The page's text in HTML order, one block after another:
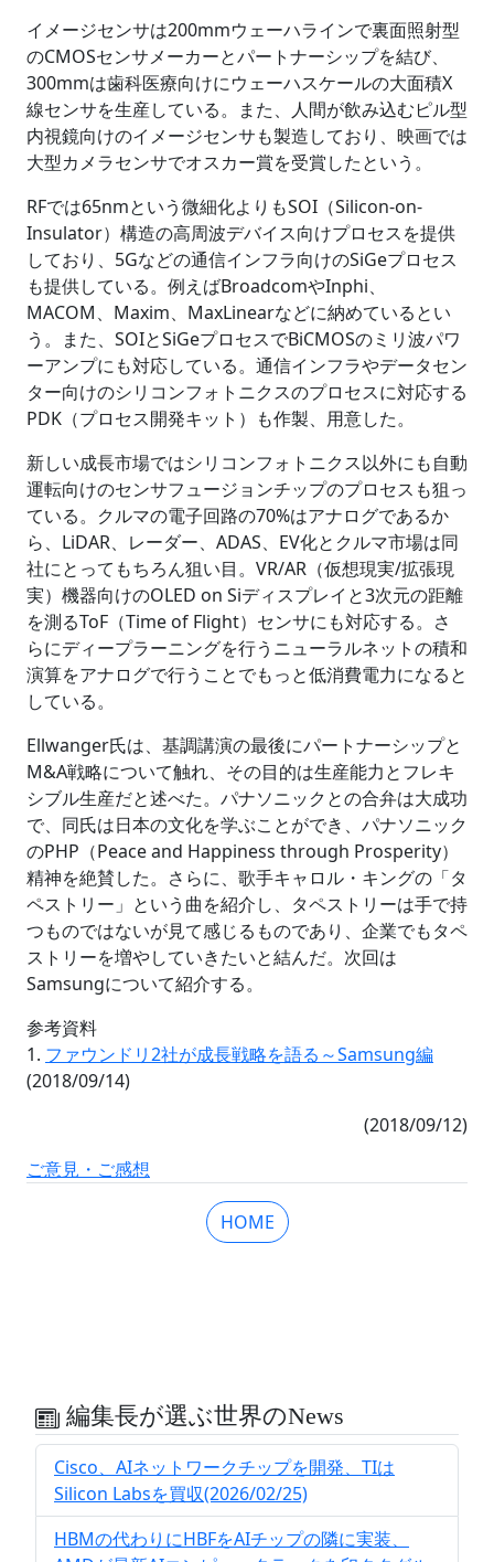
イメージセンサは200mmウェーハラインで裏面照射型
のCMOSセンサメーカーとパートナーシップを結び、
300mmは歯科医療向けにウェーハスケールの大面積X
線センサを生産している。また、人間が飲み込むピル型
内視鏡向けのイメージセンサも製造しており、映画では
大型カメラセンサでオスカー賞を受賞したという。
RFでは65nmという微細化よりもSOI（Silicon-on-
Insulator）構造の高周波デバイス向けプロセスを提供
しており、5Gなどの通信インフラ向けのSiGeプロセス
も提供している。例えばBroadcomやInphi、
MACOM、Maxim、MaxLinearなどに納めているとい
う。また、SOIとSiGeプロセスでBiCMOSのミリ波パワ
ーアンプにも対応している。通信インフラやデータセン
ター向けのシリコンフォトニクスのプロセスに対応する
PDK（プロセス開発キット）も作製、用意した。
新しい成長市場ではシリコンフォトニクス以外にも自動
運転向けのセンサフュージョンチップのプロセスも狙っ
ている。クルマの電子回路の70%はアナログであるか
ら、LiDAR、レーダー、ADAS、EV化とクルマ市場は同
社にとってもちろん狙い目。VR/AR（仮想現実/拡張現
実）機器向けのOLED on Siディスプレイと3次元の距離
を測るToF（Time of Flight）センサにも対応する。さ
らにディープラーニングを行うニューラルネットの積和
演算をアナログで行うことでもっと低消費電力になると
している。
Ellwanger氏は、基調講演の最後にパートナーシップと
M&A戦略について触れ、その目的は生産能力とフレキ
シブル生産だと述べた。パナソニックとの合弁は大成功
で、同氏は日本の文化を学ぶことができ、パナソニック
のPHP（Peace and Happiness through Prosperity）
精神を絶賛した。さらに、歌手キャロル・キングの「タ
ペストリー」という曲を紹介し、タペストリーは手で持
つものではないが見て感じるものであり、企業でもタペ
ストリーを増やしていきたいと結んだ。次回は
Samsungについて紹介する。
参考資料
1. ファウンドリ2社が成長戦略を語る～Samsung編
(2018/09/14)
(2018/09/12)
ご意見・ご感想
HOME
編集長が選ぶ世界のNews
Cisco、AIネットワークチップを開発、TIは
Silicon Labsを買収(2026/02/25)
HBMの代わりにHBFをAIチップの隣に実装、